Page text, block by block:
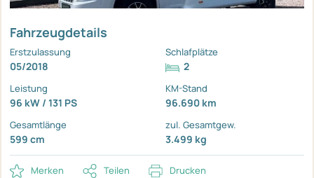
Fahrzeugdetails
Erstzulassung
05/2018
Schlafplätze
2
Leistung
96 kW / 131 PS
KM-Stand
96.690 km
Gesamtlänge
599 cm
zul. Gesamtgew.
3.499 kg
Merken Teilen Drucken